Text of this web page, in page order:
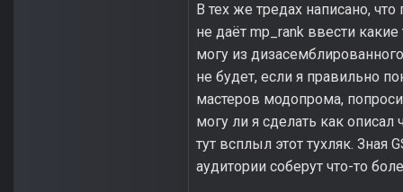
В тех же тредах написано,
не даёт mp_rank ввести
могу из
не будет, если я правильно
мастеров модопрома,
могу ли я сделать как
тут всплыл этот тухляк. Зная
аудитории соберут что-то